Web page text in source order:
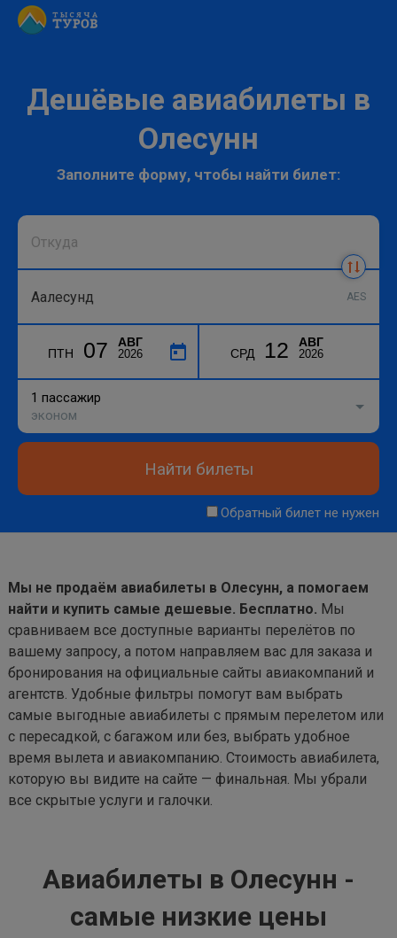
Дешёвые авиабилеты в
Олесунн
Заполните форму, чтобы найти билет:
AES
ПТН 07 АВГ
2026 СРД 12 АВГ
2026
1 пассажир
эконом
Найти билеты
Обратный билет не нужен
Мы не продаём авиабилеты в Олесунн, а помогаем
найти и купить самые дешевые. Бесплатно. Мы
сравниваем все доступные варианты перелётов по
вашему запросу, а потом направляем вас для заказа и
бронирования на официальные сайты авиакомпаний и
агентств. Удобные фильтры помогут вам выбрать
самые выгодные авиабилеты с прямым перелетом или
с пересадкой, с багажом или без, выбрать удобное
время вылета и авиакомпанию. Стоимость авиабилета,
которую вы видите на сайте — финальная. Мы убрали
все скрытые услуги и галочки.
Авиабилеты в Олесунн -
самые низкие цены